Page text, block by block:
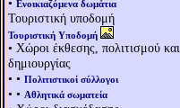
Ενοικιαζόμενα δωμάτια
Τουριστική υποδομή
Τουριστική Υποδομή
• Χώροι έκθεσης, πολιτισμού και
δημιουργίας
• • Πολιτιστικοί σύλλογοι
• • Αθλητικά σωματεία